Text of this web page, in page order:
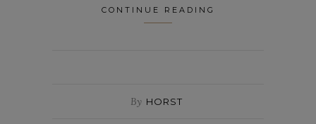
CONTINUE READING
By HORST